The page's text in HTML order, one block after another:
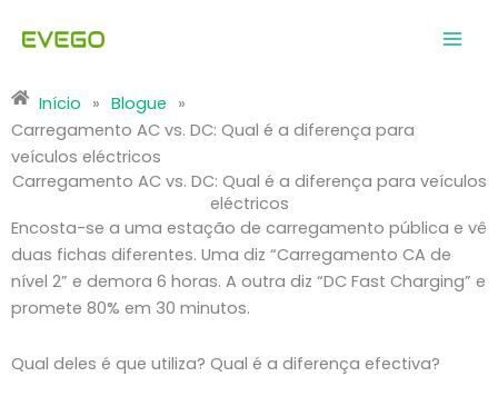
para
conteúdo
Início » Blogue »
Carregamento AC vs. DC: Qual é a diferença para
veículos eléctricos
Carregamento AC vs. DC: Qual é a diferença para veículos
eléctricos
Encosta-se a uma estação de carregamento pública e vê
duas fichas diferentes. Uma diz “Carregamento CA de
nível 2” e demora 6 horas. A outra diz “DC Fast Charging” e
promete 80% em 30 minutos.
Qual deles é que utiliza? Qual é a diferença efectiva?